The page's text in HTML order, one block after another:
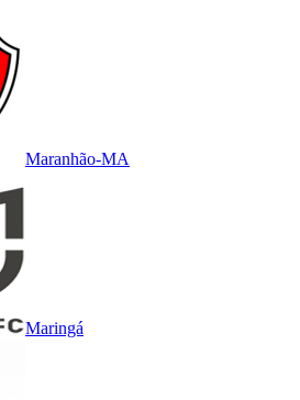
Maranhão-MA
Maringá